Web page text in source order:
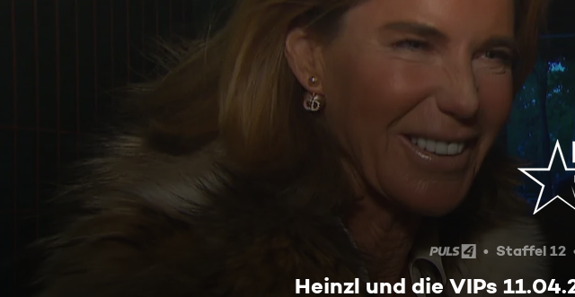
Staffel 12
Heinzl und die VIPs